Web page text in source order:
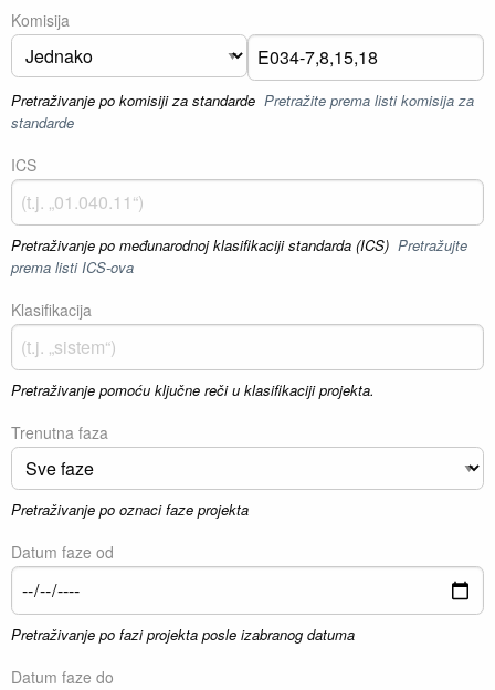
Komisija
Pretraživanje po komisiji za standarde Pretražite prema listi komisija za
standarde
ICS
Pretraživanje po međunarodnoj klasifikaciji standarda (ICS) Pretražujte
prema listi ICS-ova
Klasifikacija
Pretraživanje pomoću ključne reči u klasifikaciji projekta.
Trenutna faza
Pretraživanje po oznaci faze projekta
Datum faze od
Pretraživanje po fazi projekta posle izabranog datuma
Datum faze do